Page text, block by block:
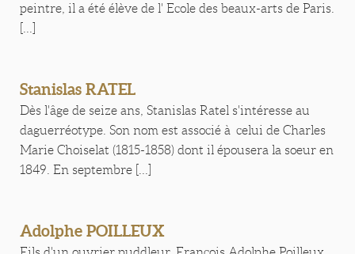
peintre, il a été élève de l' Ecole des beaux-arts de Paris.
Stanislas RATEL
Dès l'âge de seize ans, Stanislas Ratel s'intéresse au
daguerréotype. Son nom est associé à celui de Charles
Marie Choiselat (1815-1858) dont il épousera la soeur en
1849. En septembre [...]
Adolphe POILLEUX